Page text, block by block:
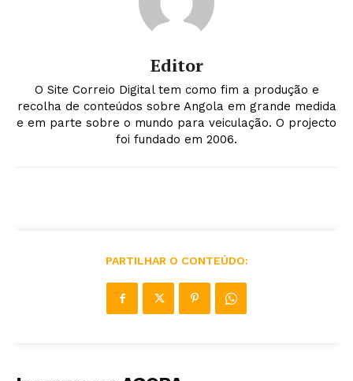
Editor
O Site Correio Digital tem como fim a produção e
recolha de conteúdos sobre Angola em grande medida
e em parte sobre o mundo para veiculação. O projecto
foi fundado em 2006.
PARTILHAR O CONTEÚDO: